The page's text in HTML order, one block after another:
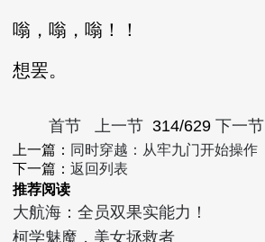
嗡，嗡，嗡！！
想罢。
首节 上一节 314/629 下一节
上一篇： 同时穿越：从牢九门开始操作
下一篇：返回列表
推荐阅读
大航海：全员双果实能力！
柯学魅魔，美女拯救者